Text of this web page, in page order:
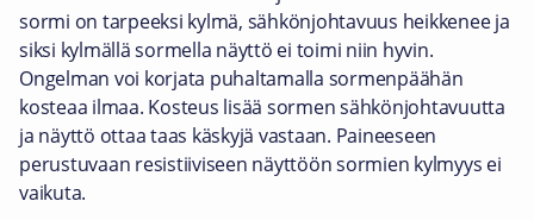
sormi on tarpeeksi kylmä, sähkönjohtavuus heikkenee ja
siksi kylmällä sormella näyttö ei toimi niin hyvin.
Ongelman voi korjata puhaltamalla sormenpäähän
kosteaa ilmaa. Kosteus lisää sormen sähkönjohtavuutta
ja näyttö ottaa taas käskyjä vastaan. Paineeseen
perustuvaan resistiiviseen näyttöön sormien kylmyys ei
vaikuta.